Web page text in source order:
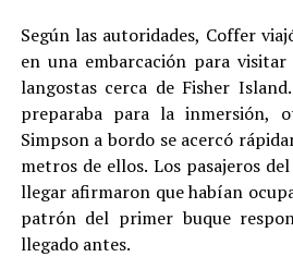
Según las autoridades, Coffer
en una embarcación para
langostas cerca de Fisher
preparaba para la inmersión,
Simpson a bordo se acercó
metros de ellos. Los pasajeros
llegar afirmaron que habían
patrón del primer buque
llegado antes.